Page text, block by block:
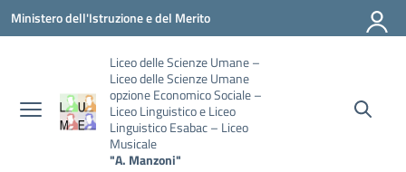
Vai ai contenuti
Vai al menu di navigazione
Vai al footer
Ministero dell'Istruzione e del Merito
Liceo delle Scienze Umane –
Liceo delle Scienze Umane
opzione Economico Sociale –
Liceo Linguistico e Liceo
Linguistico Esabac – Liceo
Musicale
"A. Manzoni"